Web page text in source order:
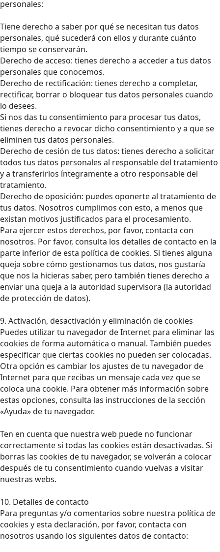
personales:
Tiene derecho a saber por qué se necesitan tus datos
personales, qué sucederá con ellos y durante cuánto
tiempo se conservarán.
Derecho de acceso: tienes derecho a acceder a tus datos
personales que conocemos.
Derecho de rectificación: tienes derecho a completar,
rectificar, borrar o bloquear tus datos personales cuando
lo desees.
Si nos das tu consentimiento para procesar tus datos,
tienes derecho a revocar dicho consentimiento y a que se
eliminen tus datos personales.
Derecho de cesión de tus datos: tienes derecho a solicitar
todos tus datos personales al responsable del tratamiento
y a transferirlos íntegramente a otro responsable del
tratamiento.
Derecho de oposición: puedes oponerte al tratamiento de
tus datos. Nosotros cumplimos con esto, a menos que
existan motivos justificados para el procesamiento.
Para ejercer estos derechos, por favor, contacta con
nosotros. Por favor, consulta los detalles de contacto en la
parte inferior de esta política de cookies. Si tienes alguna
queja sobre cómo gestionamos tus datos, nos gustaría
que nos la hicieras saber, pero también tienes derecho a
enviar una queja a la autoridad supervisora (la autoridad
de protección de datos).
9. Activación, desactivación y eliminación de cookies
Puedes utilizar tu navegador de Internet para eliminar las
cookies de forma automática o manual. También puedes
especificar que ciertas cookies no pueden ser colocadas.
Otra opción es cambiar los ajustes de tu navegador de
Internet para que recibas un mensaje cada vez que se
coloca una cookie. Para obtener más información sobre
estas opciones, consulta las instrucciones de la sección
«Ayuda» de tu navegador.
Ten en cuenta que nuestra web puede no funcionar
correctamente si todas las cookies están desactivadas. Si
borras las cookies de tu navegador, se volverán a colocar
después de tu consentimiento cuando vuelvas a visitar
nuestras webs.
10. Detalles de contacto
Para preguntas y/o comentarios sobre nuestra política de
cookies y esta declaración, por favor, contacta con
nosotros usando los siguientes datos de contacto: